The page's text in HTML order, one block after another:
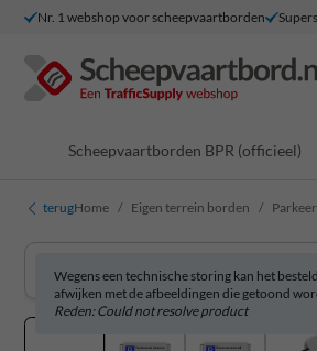
Nr. 1 webshop voor scheepvaartborden
Scheepvaartborden BPR (officieel)
terugHome Eigen terrein borden
Wegens een technische storing kan het
afwijken met de afbeeldingen die getoond
Reden: Could not resolve product